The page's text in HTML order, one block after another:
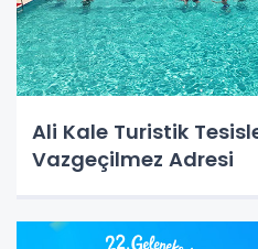
Ali Kale Turistik
Vazgeçilmez Adresi